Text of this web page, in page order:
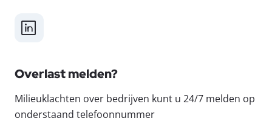
LinkedIn
Overlast melden?
Milieuklachten over bedrijven kunt u 24/7 melden op
onderstaand telefoonnummer